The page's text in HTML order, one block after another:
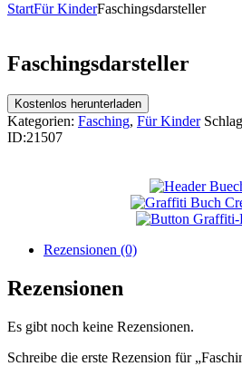
StartFür KinderFaschingsdarsteller
Faschingsdarsteller
Kostenlos herunterladen
Kategorien: Fasching, Für Kinder
ID:21507
Rezensionen (0)
Rezensionen
Es gibt noch keine Rezensionen.
Schreibe die erste Rezension für